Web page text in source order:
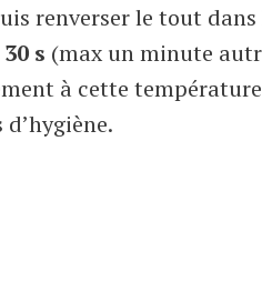
renverser le tout
s (max un minute
à cette